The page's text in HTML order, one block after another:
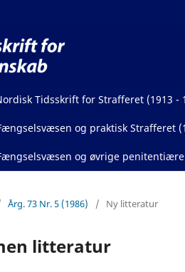
Tidsskrift for Strafferet (1913 -
og praktisk Strafferet
og øvrige
Årg. 73 Nr. 5 (1986) / Ny litteratur
litteratur